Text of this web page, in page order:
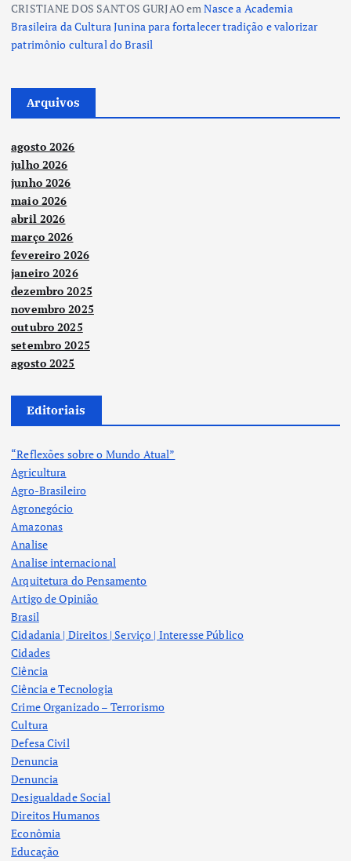
CRISTIANE DOS SANTOS GURJAOemNasce a Academia
Brasileira da Cultura Junina para fortalecer tradição e valorizar
patrimônio cultural do Brasil
Arquivos
agosto 2026
julho 2026
junho 2026
maio 2026
abril 2026
março 2026
fevereiro 2026
janeiro 2026
dezembro 2025
novembro 2025
outubro 2025
setembro 2025
agosto 2025
Editoriais
“Reflexões sobre o Mundo Atual”
Agricultura
Agro-Brasileiro
Agronegócio
Amazonas
Analise
Analise internacional
Arquitetura do Pensamento
Artigo de Opinião
Brasil
Cidadania | Direitos | Serviço | Interesse Público
Cidades
Ciência
Ciência e Tecnologia
Crime Organizado – Terrorismo
Cultura
Defesa Civil
Denuncia
Denuncia
Desigualdade Social
Direitos Humanos
Econômia
Educação